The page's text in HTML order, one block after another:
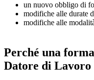
un nuovo obbligo di
modifiche alle durate
modifiche alle
Perché una
Datore di Lavoro